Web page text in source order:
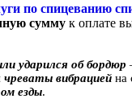
по спицеванию
сумму к оплате
ударился об бордюр
чреваты вибрацией на
езды.